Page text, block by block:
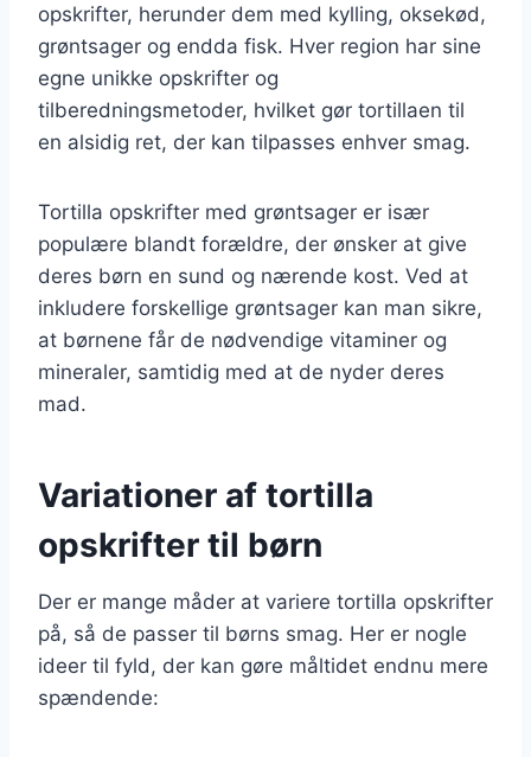
opskrifter, herunder dem med kylling, oksekød,
grøntsager og endda fisk. Hver region har sine
egne unikke opskrifter og
tilberedningsmetoder, hvilket gør tortillaen til
en alsidig ret, der kan tilpasses enhver smag.
Tortilla opskrifter med grøntsager er især
populære blandt forældre, der ønsker at give
deres børn en sund og nærende kost. Ved at
inkludere forskellige grøntsager kan man sikre,
at børnene får de nødvendige vitaminer og
mineraler, samtidig med at de nyder deres
mad.
Variationer af tortilla
opskrifter til børn
Der er mange måder at variere tortilla opskrifter
på, så de passer til børns smag. Her er nogle
ideer til fyld, der kan gøre måltidet endnu mere
spændende: